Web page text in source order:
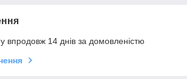
впродовж 14 днів за домовленістю